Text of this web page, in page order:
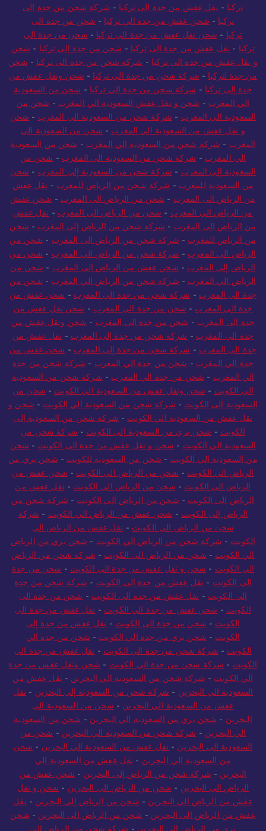
تركيا - نقل عفش من جدة الى تركيا - شركة شحن من جدة الى
تركيا - شحن عفش من جدة الي تركيا - شحن من جدة الى
تركيا - شحن نقل عفش من جدة الى تركيا - شحن من جدة الي
تركيا - نقل عفش من جدة الى تركيا - شحن من جدة إلى تركيا - شحن
و نقل عفش من جدة الى تركيا - شركة شحن من جدة الى تركيا - شحن
من جدة لتركيا - شركة شحن من جدة الي تركيا - شحن ونقل عفش من
جدة إلى تركيا - شركة شحن من جدة الي تركيا - شحن من السعودية
الي المغرب - شحن و نقل عفش السعودية الي المغرب - شحن من
السعودية الي المغرب - شركة شحن من السعودية الى المغرب - شحن
و نقل عفش من السعودية الي المغرب - شحن من السعودية الي
المغرب - شركة شحن من السعودية الي المغرب - شحن من السعودية
الي المغرب - شركة شحن من السعودية الي المغرب - شحن من
السعودية إلى المغرب - شركة شحن من السعودية إلى المغرب - شحن
من السعودية للمغرب - شركة شحن من الرياض للمغرب - نقل عفش
من الرياض الى المغرب - شحن من الرياض الى المغرب - شحن عفش
من الرياض الي المغرب - شحن من الرياض الي المغرب - نقل عفش
من الرياض الى المغرب - شركة شحن من الرياض إلى المغرب - شحن
من الرياض للمغرب - شركة شحن من الرياض الى المغرب - شحن من
الرياض الي المغرب - شركة شحن من الرياض الي المغرب - شحن من
الرياض إلى المغرب - شحن عفش من الرياض الى المغرب - شحن من
الرياض الي المغرب - شركة شحن من الرياض الي المغرب - شحن من
جدة الى المغرب - شركة شحن من جدة الي المغرب - شحن عفش من
جدة الى المغرب - شحن من جدة الى المغرب - شحن نقل عفش من
جدة الى المغرب - شحن من جدة الى المغرب - شحن ونقل عفش من
جدة الي المغرب - شركة شحن من جدة إلى المغرب - نقل عفش من
جدة الى المغرب - شركة شحن من جدة إلى المغرب - شحن عفش من
جدة الي المغرب - شحن من جدة الي المغرب - شركة شحن من جدة
الي المغرب - شحن من جدة الي المغرب - شركة شحن من السعودية
الى الكويت - شحن ونقل عفش من السعودية الي الكويت - شحن من
السعودية الى الكويت - شركة شحن من السعودية الي الكويت - شحن و
نقل عفش من السعودية الي الكويت - شركة شحن من السعودية إلى
الكويت - شحن بري من السعودية إلى الكويت - شركة شحن من
السعودية الي الكويت - شحن و نقل عفش من جدة الى الكويت - شحن
من السعودية الي الكويت - شحن من السعودية للكويت - شحن بري من
الرياض الي الكويت - شحن من الرياض الي الكويت - شحن عفش من
الرياض الى الكويت - شحن من الرياض الى الكويت - نقل عفش من
الرياض الى الكويت - شحن من الرياض الى الكويت - شركة شحن من
الرياض إلى الكويت - شحن عفش من الرياض الي الكويت - شركة
شحن من الرياض الي الكويت - نقل عفش من الرياض الى
الكويت - شركة شحن من الرياض الي الكويت - شحن بري من الرياض
الي الكويت - شحن من الرياض الى الكويت - شركة شحن من الرياض
الي الكويت - شحن و نقل عفش من جدة الى الكويت - شحن من جدة
الى الكويت - نقل عفش من جدة الى الكويت - شركة شحن من جدة
إلى الكويت - نقل عفش من جدة الى الكويت - شحن من جدة الى
الكويت - شحن عفش من جدة الي الكويت - نقل عفش من جدة الى
الكويت - شحن من جدة الى الكويت - نقل عفش من جدة إلى
الكويت - شحن بري من جدة الي الكويت - شحن من جدة الي
الكويت - شركة شحن من جدة الي الكويت - نقل عفش من جدة الى
الكويت - شركة شحن من جدة الي الكويت - شحن ونقل عفش من جدة
الي الكويت - شركة شحن من السعودية الي البحرين - نقل عفش من
السعودية الي البحرين - شركة شحن من السعودية إلى البحرين - نقل
عفش من السعودية الي البحرين - شحن من السعودية الى
البحرين - شحن بري من السعودية الي البحرين - شحن من السعودية
الي البحرين - شركة شحن من السعودية الي البحرين - شحن من
السعودية الى البحرين - نقل عفش من السعودية الي البحرين - شحن
من السعودية الي البحرين - نقل عفش من السعودية الي
البحرين - شركة شحن من الرياض إلى البحرين - شحن عفش من
الرياض الى البحرين - شحن من الرياض الى البحرين - شحن و نقل
عفش من الرياض الي البحرين - شحن من الرياض الي البحرين - نقل
عفش من الرياض الى البحرين - شحن من الرياض الى البحرين - شحن
بري من الرياض الي البحرين - شركة شحن من الرياض الي